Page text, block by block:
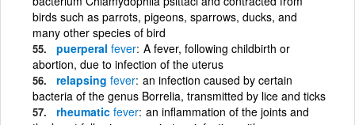
birds such as parrots, pigeons, sparrows, ducks, and
many other species of bird
puerperal fever A fever, following childbirth or
abortion, due to infection of the uterus
relapsing fever an infection caused by certain
bacteria of the genus Borrelia, transmitted by lice and ticks
rheumatic fever an inflammation of the joints and